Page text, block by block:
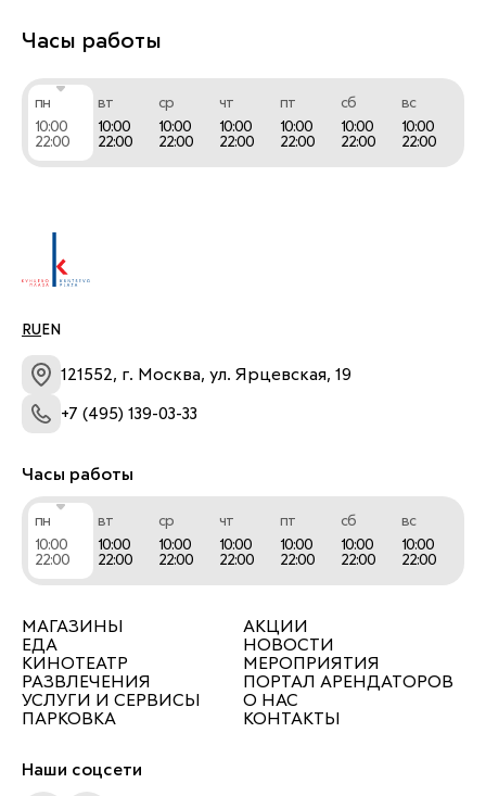
Часы работы
пн
10:00
22:00
вт
10:00
22:00
ср
10:00
22:00
чт
10:00
22:00
пт
10:00
22:00
сб
10:00
22:00
вс
10:00
22:00
RU EN
121552, г. Москва, ул. Ярцевская, 19
+7 (495) 139-03-33
Часы работы
пн
10:00
22:00
вт
10:00
22:00
ср
10:00
22:00
чт
10:00
22:00
пт
10:00
22:00
сб
10:00
22:00
вс
10:00
22:00
МАГАЗИНЫ
ЕДА
КИНОТЕАТР
РАЗВЛЕЧЕНИЯ
УСЛУГИ И СЕРВИСЫ
ПАРКОВКА
АКЦИИ
НОВОСТИ
МЕРОПРИЯТИЯ
ПОРТАЛ АРЕНДАТОРОВ
О НАС
КОНТАКТЫ
Наши соцсети